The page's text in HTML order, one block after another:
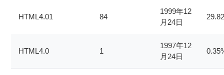
HTML4.01 84
1999年12
月24日
HTML4.0 1
1997年12
月24日